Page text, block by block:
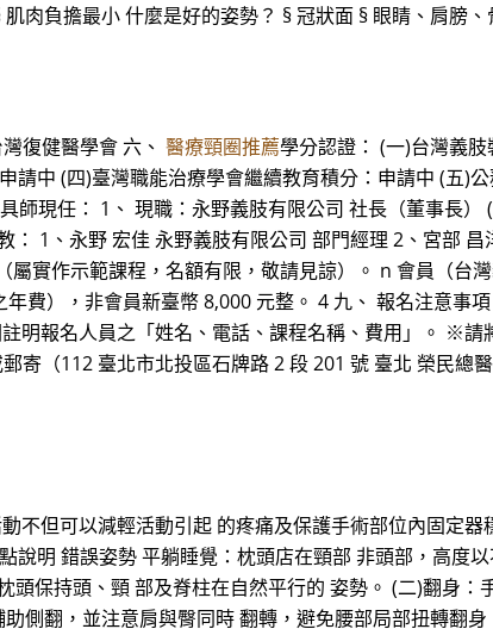
肉負擔最小 什麼是好的姿勢？ § 冠狀面 § 眼睛、肩膀
復健醫學會 六、 醫療頸圈推薦學分認證： (一)台灣義
中 (四)臺灣職能治療學會繼續教育積分：申請中 (五)
師現任： 1、 現職：永野義肢有限公司 社長（董事長
1、永野 宏佳 永野義肢有限公司 部門經理 2、宮部
實作示範課程，名額有限，敬請見諒）。 n 會員（台
費），非會員新臺幣 8,000 元整。 4 九、 報名注意事
明報名人員之「姓名、電話、課程名稱、費用」。 ※請
（112 臺北市北投區石牌路 2 段 201 號 臺北 榮民總
不但可以減輕活動引起 的疼痛及保護手術部位內固定
說明 錯誤姿勢 平躺睡覺：枕頭店在頸部 非頭部，高度
頭保持頭、頸 部及脊柱在自然平行的 姿勢。 (二)翻身：
側翻，並注意肩與臀同時 翻轉，避免腰部局部扭轉翻身